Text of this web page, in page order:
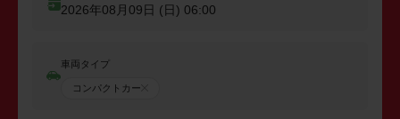
2026年08月09日 (日) 06:00
車両タイプ
コンパクトカー